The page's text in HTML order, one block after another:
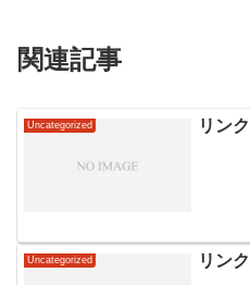
関連記事
Uncategorized リン
Uncategorized リン